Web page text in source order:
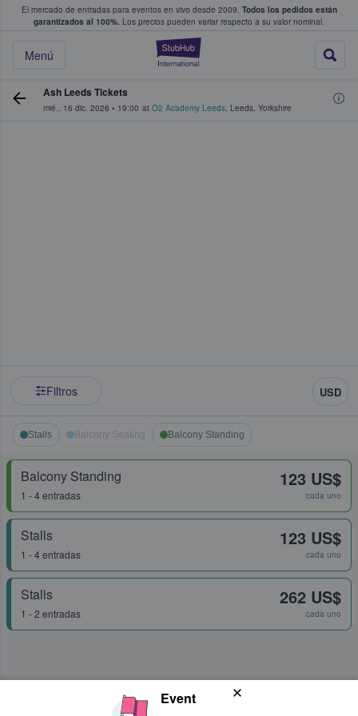
El mercado de entradas para eventos en vivo desde 2009. Todos los pedidos están
garantizados al 100%. Los precios pueden variar respecto a su valor nominal.
StubHub:
Menú
y venta de entradas entre fans
Ash Leeds Tickets
mié., 16 dic. 2026 • 19:00 at O2 Academy Leeds, Leeds, Yorkshire
Filtros USD
Stalls Balcony Seating Balcony Standing
Balcony Standing
1 - 4 entradas
123 US$
cada uno
Stalls
1 - 4 entradas
123 US$
cada uno
Stalls
1 - 2 entradas
262 US$
cada uno
Event